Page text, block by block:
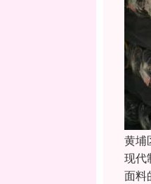
黄埔
现代
面料